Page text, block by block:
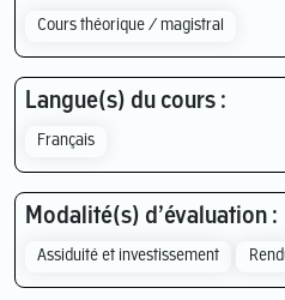
Cours théorique / magistral
Langue(s) du cours :
Français
Modalité(s) d’évaluation :
Assiduité et investissement